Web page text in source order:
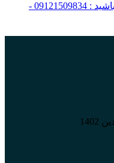
برای مشاوره و خدمات با ما در ارتباط باشید : 09121509834 -